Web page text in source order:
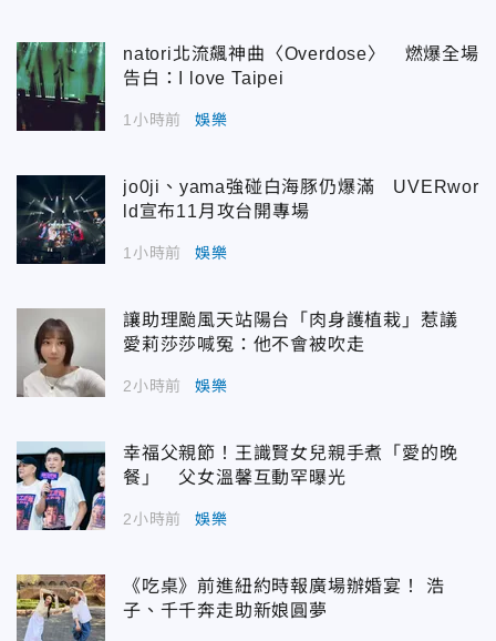
natori北流飆神曲〈Overdose〉 燃爆全場
告白：I love Taipei
1小時前 娛樂
jo0ji、yama強碰白海豚仍爆滿 UVERwor
ld宣布11月攻台開專場
1小時前 娛樂
讓助理颱風天站陽台「肉身護植栽」惹議
愛莉莎莎喊冤：他不會被吹走
2小時前 娛樂
幸福父親節！王識賢女兒親手煮「愛的晚
餐」 父女溫馨互動罕曝光
2小時前 娛樂
《吃桌》前進紐約時報廣場辦婚宴！ 浩
子、千千奔走助新娘圓夢